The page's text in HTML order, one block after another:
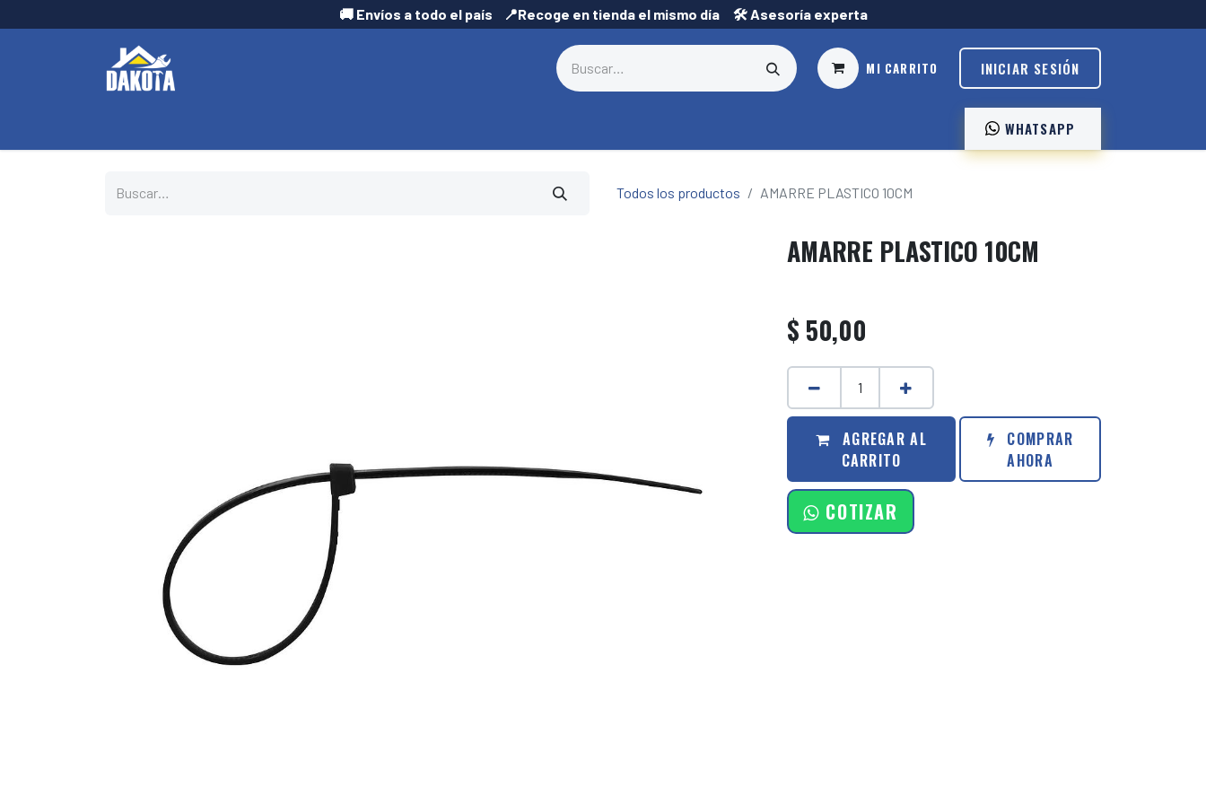
🚚 Envíos a todo el país 📍Recoge en tienda el mismo día 🛠️ Asesoría experta
MI CARRITO INICIAR SESIÓN
WHATSAPP ️
Todos los productos AMARRE PLASTICO 10CM
AMARRE PLASTICO 10CM
$ 50,00
AGREGAR AL
CARRITO
COMPRAR
AHORA
COTIZAR